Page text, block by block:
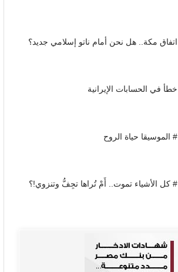
اتفاق مكة.. هل نحن أمام ناتو إسلامي جديد؟
خطأ في الحسابات الإيرانية
# الموسيقا حياة الروح
# كل الأشياء تموت.. أَمْ تُراها تجِفُّ وتنزوي!؟